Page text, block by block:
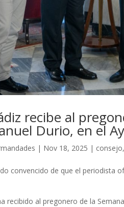
recibe al
Durio, en el
| Nov 18, 2025 | consejo,
convencido de que el periodista
recibido al pregonero de la